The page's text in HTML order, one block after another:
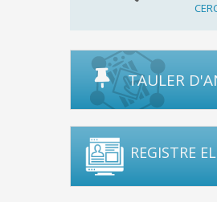
TAULER
REGISTRE